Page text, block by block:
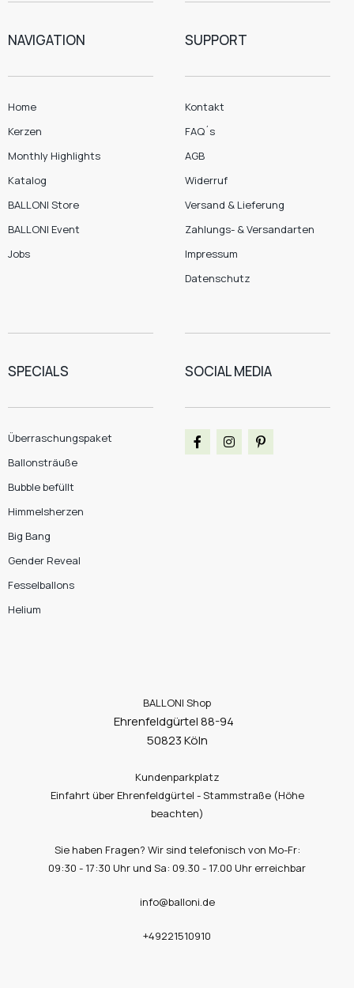
NAVIGATION
Home
Kerzen
Monthly Highlights
Katalog
BALLONI Store
BALLONI Event
Jobs
SUPPORT
Kontakt
FAQ´s
AGB
Widerruf
Versand & Lieferung
Zahlungs- & Versandarten
Impressum
Datenschutz
SPECIALS
Überraschungspaket
Ballonsträuße
Bubble befüllt
Himmelsherzen
Big Bang
Gender Reveal
Fesselballons
Helium
SOCIAL MEDIA
BALLONI Shop
Ehrenfeldgürtel 88-94
50823 Köln
Kundenparkplatz
Einfahrt über Ehrenfeldgürtel - Stammstraße (Höhe
beachten)
Sie haben Fragen? Wir sind telefonisch von Mo-Fr:
09:30 - 17:30 Uhr und Sa: 09.30 - 17.00 Uhr erreichbar
info@balloni.de
+49221510910